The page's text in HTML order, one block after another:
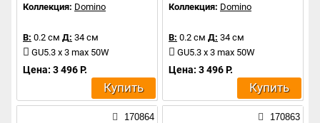
Коллекция: Domino
В: 0.2 см Д: 34 см
GU5.3 x 3 max 50W
Цена: 3 496 Р.
Купить
Коллекция: Domino
В: 0.2 см Д: 34 см
GU5.3 x 3 max 50W
Цена: 3 496 Р.
Купить
170864 170863